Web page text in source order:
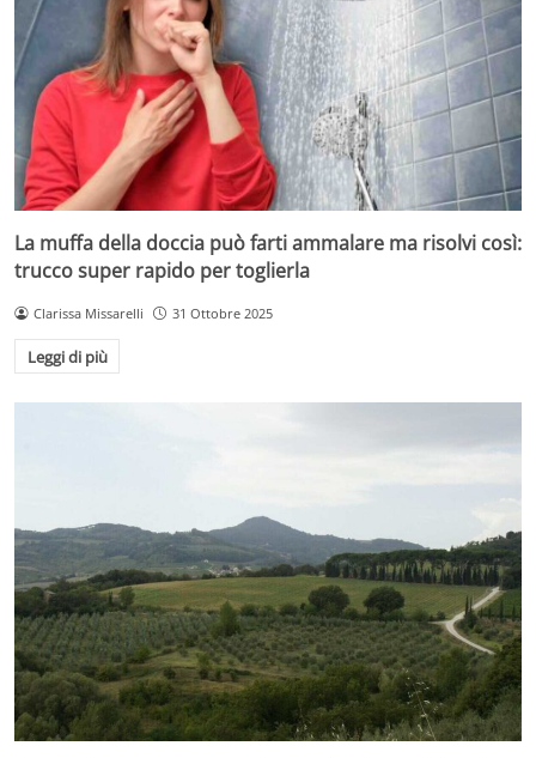
La muffa della doccia può farti ammalare ma risolvi così:
trucco super rapido per toglierla
Clarissa Missarelli 31 Ottobre 2025
Leggi di più